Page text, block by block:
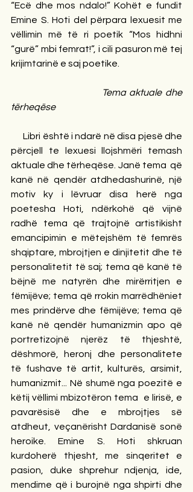
“Ecë dhe mos ndalo!” Kohët e fundit
Emine S. Hoti del përpara lexuesit me
vëllimin më të ri poetik “Mos hidhni
“gurë” mbi femrat!”, i cili pasuron më tej
krijimtarinë e saj poetike.
Tema aktuale dhe
tërheqëse
Libri është i ndarë në disa pjesë dhe
përcjell te lexuesi llojshmëri temash
aktuale dhe tërheqëse. Janë tema  që
kanë në qendër atdhedashurinë, një
motiv ky i lëvruar disa herë nga
poetesha Hoti, ndërkohë që vijnë
radhë tema që trajtojnë artistikisht
emancipimin e mëtejshëm të femrës
shqiptare, mbrojtjen e dinjitetit dhe të
personalitetit të saj; tema që kanë të
bëjnë me natyrën dhe mirërritjen e
fëmijëve; tema që rrokin marrëdhëniet
mes prindërve dhe fëmijëve; tema që
kanë në qendër humanizmin apo që
portretizojnë njerëz të thjeshtë,
dëshmorë, heronj dhe personalitete
të fushave të artit, kulturës, arsimit,
humanizmit... Në shumë nga poezitë e
këtij vëllimi mbizotëron tema  e lirisë, e
pavarësisë dhe e mbrojtjes së
atdheut, veçanërisht Dardanisë sonë
heroike. Emine S. Hoti shkruan
kurdoherë thjesht, me sinqeritet e
pasion, duke shprehur ndjenja, ide,
mendime që i burojnë nga shpirti dhe